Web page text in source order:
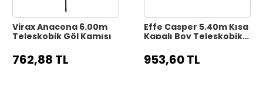
Virax Anacona 6.00m
Teleskobik Göl Kamışı
762,88 TL
Effe Casper 5.40m Kısa
Kapalı Boy Teleskobik
953,60 TL